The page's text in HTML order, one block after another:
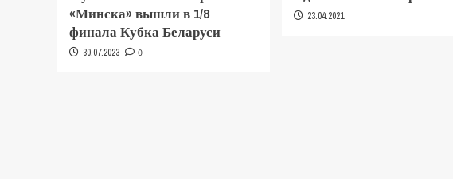
«Минска» вышли в 1/8
финала Кубка Беларуси
30.07.2023 0
23.04.2021